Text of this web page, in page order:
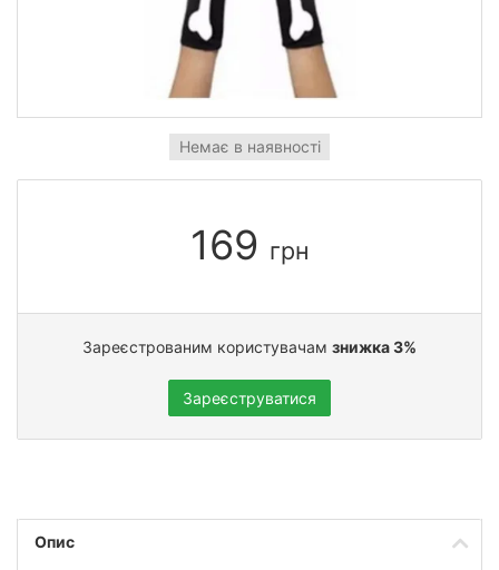
Немає в наявності
169 грн
Зареєстрованим користувачам знижка 3%
Зареєструватися
Опис